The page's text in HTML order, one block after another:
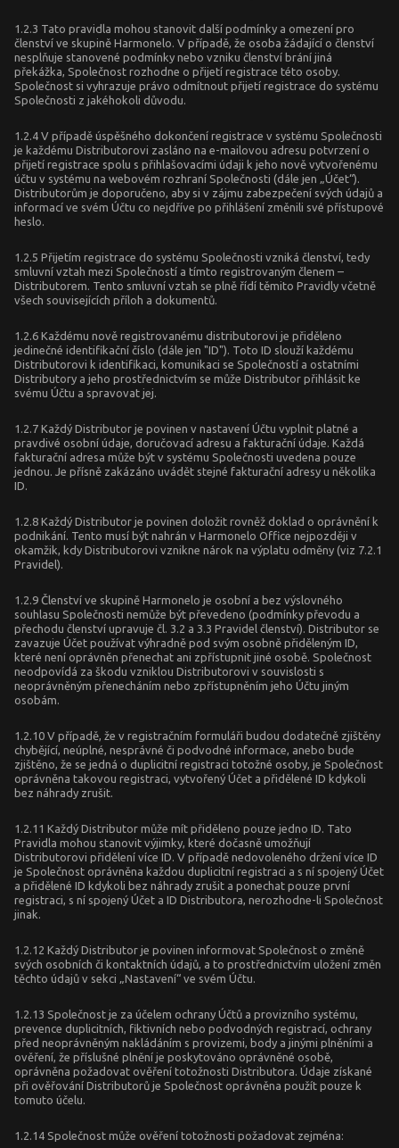
1.2.3 Tato pravidla mohou stanovit další podmínky a omezení pro
členství ve skupině Harmonelo. V případě, že osoba žádající o členství
nesplňuje stanovené podmínky nebo vzniku členství brání jiná
překážka, Společnost rozhodne o přijetí registrace této osoby.
Společnost si vyhrazuje právo odmítnout přijetí registrace do systému
Společnosti z jakéhokoli důvodu.
1.2.4 V případě úspěšného dokončení registrace v systému Společnosti
je každému Distributorovi zasláno na e-mailovou adresu potvrzení o
přijetí registrace spolu s přihlašovacími údaji k jeho nově vytvořenému
účtu v systému na webovém rozhraní Společnosti (dále jen „Účet“).
Distributorům je doporučeno, aby si v zájmu zabezpečení svých údajů a
informací ve svém Účtu co nejdříve po přihlášení změnili své přístupové
heslo.
1.2.5 Přijetím registrace do systému Společnosti vzniká členství, tedy
smluvní vztah mezi Společností a tímto registrovaným členem –
Distributorem. Tento smluvní vztah se plně řídí těmito Pravidly včetně
všech souvisejících příloh a dokumentů.
1.2.6 Každému nově registrovanému distributorovi je přiděleno
jedinečné identifikační číslo (dále jen "ID"). Toto ID slouží každému
Distributorovi k identifikaci, komunikaci se Společností a ostatními
Distributory a jeho prostřednictvím se může Distributor přihlásit ke
svému Účtu a spravovat jej.
1.2.7 Každý Distributor je povinen v nastavení Účtu vyplnit platné a
pravdivé osobní údaje, doručovací adresu a fakturační údaje. Každá
fakturační adresa může být v systému Společnosti uvedena pouze
jednou. Je přísně zakázáno uvádět stejné fakturační adresy u několika
ID.
1.2.8 Každý Distributor je povinen doložit rovněž doklad o oprávnění k
podnikání. Tento musí být nahrán v Harmonelo Office nejpozději v
okamžik, kdy Distributorovi vznikne nárok na výplatu odměny (viz 7.2.1
Pravidel).
1.2.9 Členství ve skupině Harmonelo je osobní a bez výslovného
souhlasu Společnosti nemůže být převedeno (podmínky převodu a
přechodu členství upravuje čl. 3.2 a 3.3 Pravidel členství). Distributor se
zavazuje Účet používat výhradně pod svým osobně přiděleným ID,
které není oprávněn přenechat ani zpřístupnit jiné osobě. Společnost
neodpovídá za škodu vzniklou Distributorovi v souvislosti s
neoprávněným přenecháním nebo zpřístupněním jeho Účtu jiným
osobám.
1.2.10 V případě, že v registračním formuláři budou dodatečně zjištěny
chybějící, neúplné, nesprávné či podvodné informace, anebo bude
zjištěno, že se jedná o duplicitní registraci totožné osoby, je Společnost
oprávněna takovou registraci, vytvořený Účet a přidělené ID kdykoli
bez náhrady zrušit.
1.2.11 Každý Distributor může mít přiděleno pouze jedno ID. Tato
Pravidla mohou stanovit výjimky, které dočasně umožňují
Distributorovi přidělení více ID. V případě nedovoleného držení více ID
je Společnost oprávněna každou duplicitní registraci a s ní spojený Účet
a přidělené ID kdykoli bez náhrady zrušit a ponechat pouze první
registraci, s ní spojený Účet a ID Distributora, nerozhodne-li Společnost
jinak.
1.2.12 Každý Distributor je povinen informovat Společnost o změně
svých osobních či kontaktních údajů, a to prostřednictvím uložení změn
těchto údajů v sekci „Nastavení“ ve svém Účtu.
1.2.13 Společnost je za účelem ochrany Účtů a provizního systému,
prevence duplicitních, fiktivních nebo podvodných registrací, ochrany
před neoprávněným nakládáním s provizemi, body a jinými plněními a
ověření, že příslušné plnění je poskytováno oprávněné osobě,
oprávněna požadovat ověření totožnosti Distributora. Údaje získané
při ověřování Distributorů je Společnost oprávněna použít pouze k
tomuto účelu.
1.2.14 Společnost může ověření totožnosti požadovat zejména: